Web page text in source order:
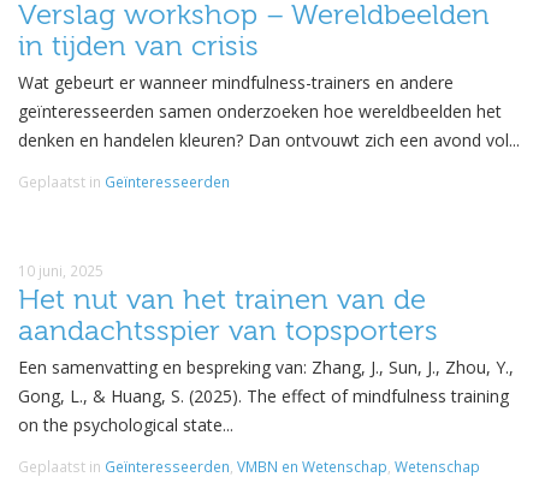
Verslag workshop – Wereldbeelden
in tijden van crisis
Wat gebeurt er wanneer mindfulness-trainers en andere
geïnteresseerden samen onderzoeken hoe wereldbeelden het
denken en handelen kleuren? Dan ontvouwt zich een avond vol...
Geplaatst in Geïnteresseerden
10 juni, 2025
Het nut van het trainen van de
aandachtsspier van topsporters
Een samenvatting en bespreking van: Zhang, J., Sun, J., Zhou, Y.,
Gong, L., & Huang, S. (2025). The effect of mindfulness training
on the psychological state...
Geplaatst in Geïnteresseerden VMBN en Wetenschap Wetenschap